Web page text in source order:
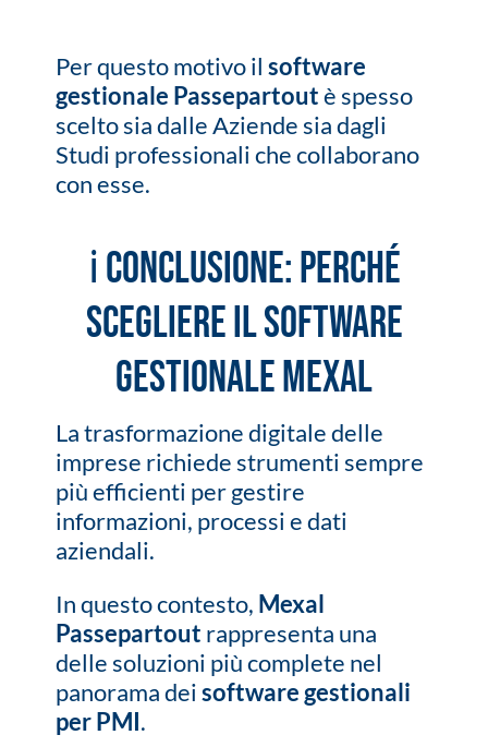
Per questo motivo il software
gestionale Passepartoutè spesso
scelto sia dalle Aziende sia dagli
Studi professionali che collaborano
con esse.
ℹ️ Conclusione: perché
scegliere il software
gestionale Mexal
La trasformazione digitale delle
imprese richiede strumenti sempre
più efficienti per gestire
informazioni, processi e dati
aziendali.
In questo contesto, Mexal
Passepartout rappresenta una
delle soluzioni più complete nel
panorama deisoftware gestionali
per PMI.